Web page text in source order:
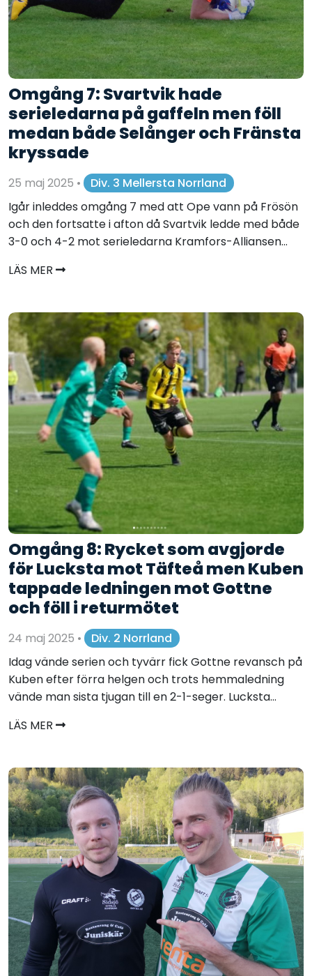
Omgång 7: Svartvik hade
serieledarna på gaffeln men föll
medan både Selånger och Fränsta
kryssade
25 maj 2025 •
Div. 3 Mellersta Norrland
Igår inleddes omgång 7 med att Ope vann på Frösön
och den fortsatte i afton då Svartvik ledde med både
3-0 och 4-2 mot serieledarna Kramfors-Alliansen...
LÄS MER
Omgång 8: Rycket som avgjorde
för Lucksta mot Täfteå men Kuben
tappade ledningen mot Gottne
och föll i returmötet
24 maj 2025 •
Div. 2 Norrland
Idag vände serien och tyvärr fick Gottne revansch på
Kuben efter förra helgen och trots hemmaledning
vände man sista tjugan till en 2-1-seger. Lucksta...
LÄS MER